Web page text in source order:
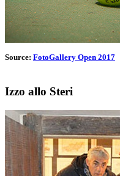
Source: FotoGallery Open 2017
Izzo allo Steri